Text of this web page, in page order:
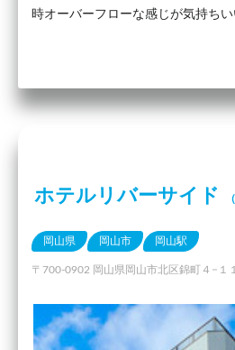
時オーバーフローな感じが気持ちい
ホテルリバーサイド
岡山県 岡山市 岡山駅
〒700-0902 岡山県岡山市北区錦町４−１１